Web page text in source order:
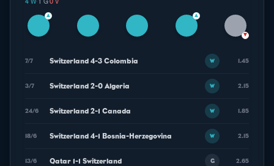
4 W· 1 G·0 V
▲ ▲
▼
7/7 Switzerland 4-3 Colombia W 1.45
3/7 Switzerland 2-0 Algeria W 2.15
24/6 Switzerland 2-1 Canada W 1.85
18/6 Switzerland 4-1 Bosnia-Herzegovina W 2.15
13/6 Qatar 1-1 Switzerland G 2.65